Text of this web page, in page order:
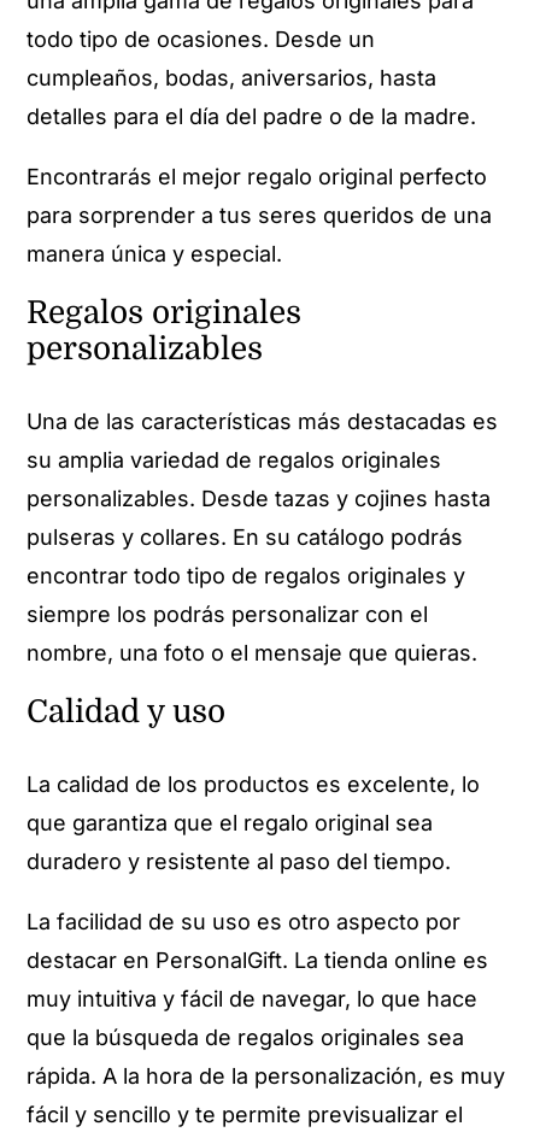
todo tipo de ocasiones. Desde un
cumpleaños, bodas, aniversarios, hasta
detalles para el día del padre o de la madre.
Encontrarás el mejor regalo original perfecto
para sorprender a tus seres queridos de una
manera única y especial.
Regalos originales
personalizables
Una de las características más destacadas es
su amplia variedad de regalos originales
personalizables. Desde tazas y cojines hasta
pulseras y collares. En su catálogo podrás
encontrar todo tipo de regalos originales y
siempre los podrás personalizar con el
nombre, una foto o el mensaje que quieras.
Calidad y uso
La calidad de los productos es excelente, lo
que garantiza que el regalo original sea
duradero y resistente al paso del tiempo.
La facilidad de su uso es otro aspecto por
destacar en PersonalGift. La tienda online es
muy intuitiva y fácil de navegar, lo que hace
que la búsqueda de regalos originales sea
rápida. A la hora de la personalización, es muy
fácil y sencillo y te permite previsualizar el